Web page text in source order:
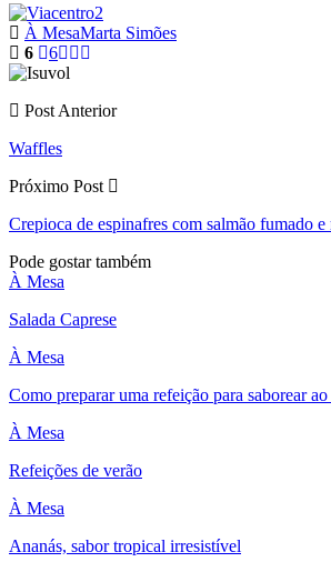
À MesaMarta Simões
6
6
Post Anterior
Waffles
Próximo Post
Crepioca de espinafres com salmão fumado
Pode gostar também
À Mesa
Salada Caprese
À Mesa
Como preparar uma refeição para saborear
À Mesa
Refeições de verão
À Mesa
Ananás, sabor tropical irresistível